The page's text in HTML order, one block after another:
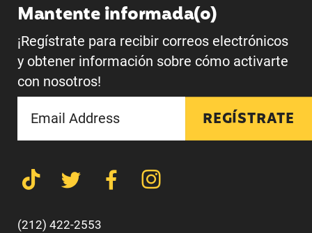
Mantente informada(o)
¡Regístrate para recibir correos electrónicos
y obtener información sobre cómo activarte
con nosotros!
REGÍSTRATE
(212) 422-2553